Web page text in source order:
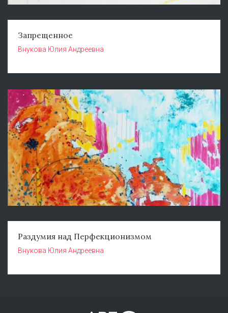
Запрещенное
Внукова Юлия Андреевна
Раздумия над Перфекционизмом
Внукова Юлия Андреевна